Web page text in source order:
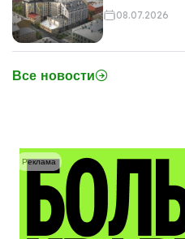
08.07.2026
Все новости
Реклама